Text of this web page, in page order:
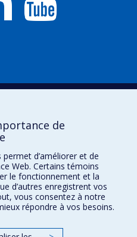
de
d’améliorer et de
Web. Certains témoins
le fonctionnement et la
d’autres enregistrent vos
vous consentez à notre
répondre à vos besoins.